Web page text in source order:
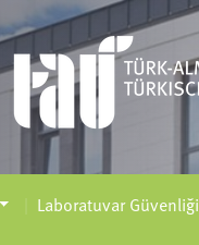
Laboratuvar Güvenliği